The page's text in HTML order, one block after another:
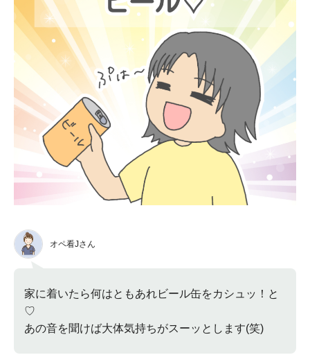
オペ看Jさん
家に着いたら何はともあれビール缶をカシュッ！と
♡
あの音を聞けば大体気持ちがスーッとします(笑)